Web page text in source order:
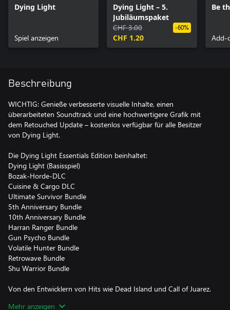
Dying Light
Spiel anzeigen
Dying Light – 5.
Jubiläumspaket
CHF 3.00
CHF 1.20
-60%
Be
Add-
Beschreibung
WICHTIG: Genieße verbesserte visuelle Inhalte, einen
überarbeiteten Soundtrack und eine hochwertigere Grafik mit
dem Retouched Update – kostenlos verfügbar für alle Besitzer
von Dying Light.
Die Dying Light Essentials Edition beinhaltet:
Dying Light (Basisspiel)
Bozak-Horde-DLC
Cuisine & Cargo DLC
Ultimate Survivor Bundle
5th Anniversary Bundle
10th Anniversary Bundle
Harran Ranger Bundle
Gun Psycho Bundle
Volatile Hunter Bundle
Retrowave Bundle
Shu Warrior Bundle
Von den Entwicklern von Hits wie Dead Island und Call of Juarez.
Mehr anzeigen